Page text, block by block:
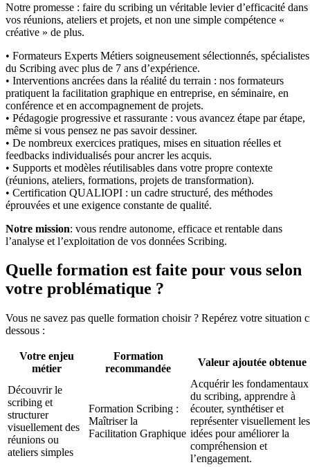
Notre promesse : faire du scribing un véritable levier d’efficacité dans
vos réunions, ateliers et projets, et non une simple compétence «
créative » de plus.
• Formateurs Experts Métiers soigneusement sélectionnés, spécialistes
du Scribing avec plus de 7 ans d’expérience.
• Interventions ancrées dans la réalité du terrain : nos formateurs
pratiquent la facilitation graphique en entreprise, en séminaire, en
conférence et en accompagnement de projets.
• Pédagogie progressive et rassurante : vous avancez étape par étape,
même si vous pensez ne pas savoir dessiner.
• De nombreux exercices pratiques, mises en situation réelles et
feedbacks individualisés pour ancrer les acquis.
• Supports et modèles réutilisables dans votre propre contexte
(réunions, ateliers, formations, projets de transformation).
• Certification QUALIOPI : un cadre structuré, des méthodes
éprouvées et une exigence constante de qualité.
Notre mission: vous rendre autonome, efficace et rentable dans
l’analyse et l’exploitation de vos données Scribing.
Quelle formation est faite pour vous selon
votre problématique ?
Vous ne savez pas quelle formation choisir ? Repérez votre situation
dessous :
Votre enjeu
métier
Formation
recommandée
Valeur ajoutée obtenue
Découvrir le
scribing et
structurer
visuellement des
réunions ou
ateliers simples
Formation Scribing :
Maîtriser la
Facilitation Graphique
Acquérir les fondamentaux
du scribing, apprendre à
écouter, synthétiser et
représenter visuellement les
idées pour améliorer la
compréhension et
l’engagement.